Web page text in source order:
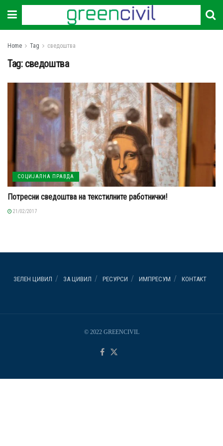
Home Tag сведоштва
Tag: сведоштва
СОЦИЈАЛНА ПРАВДА
Потресни сведоштва на текстилните работнички!
21/02/2017
ЗЕЛЕН ЦИВИЛ ЗА ЦИВИЛ РЕСУРСИ ИМПРЕСУМ КОНТАКТ
© 2022 GREENCIVIL